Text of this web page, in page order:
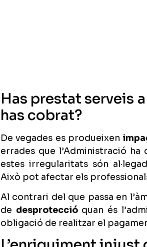
Has prestat serveis
has cobrat?
De vegades es produeixen
errades que l’Administració
estes irregularitats són
Això pot afectar els
Al contrari del que passa en
de desproteccióquan és
obligació de realitzar el